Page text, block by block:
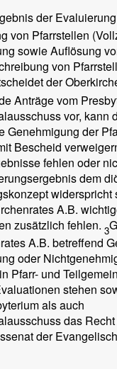
der
von Pfarrstellen
sowie Auflösung
von
der
Anträge vom
vor, kann
Genehmigung der
Bescheid
fehlen oder
dem
widerspricht
A.B.
zusätzlich fehlen. 3
A.B. betreffend
oder
Pfarr- und
stehen
als auch
das
der